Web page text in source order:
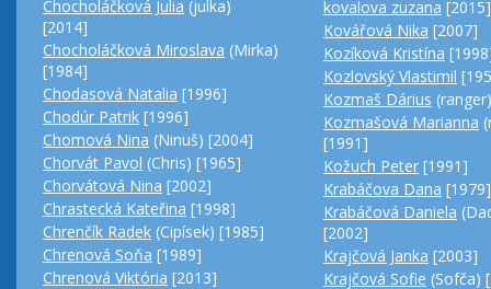
Chocholáčková Julia (julka)
[2014]
Chocholáčková Miroslava (Mirka)
[1984]
Chodasová Natalia [1996]
Chodúr Patrik [1996]
Chomová Nina (Ninuš) [2004]
Chorvát Pavol (Chris) [1965]
Chorvátová Nina [2002]
Chrastecká Kateřina [1998]
Chrenčík Radek (Cipísek) [1985]
Chrenová Soňa [1989]
Chrenová Viktória [2013]
kovalova zuzana [2015]
Kovářová Nika [2007]
Kozíková Kristína
Kozlovský Vlastimil
Kozmaš Dárius
Kozmašová Marianna
[1991]
Kožuch Peter [1991]
Krabáčova Dana [1979]
Krabáčová Daniela
[2002]
Krajčová Janka [2003]
Krajčová Sofie (Sofča)